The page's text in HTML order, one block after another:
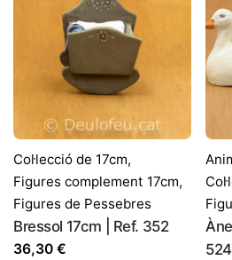
*
Desa el meu nom, correu
aquest navegador per a la
Col·lecció de 17cm,
Figures complement 17cm,
Figures de Pessebres
Bressol 17cm | Ref. 352
36,30 €
524